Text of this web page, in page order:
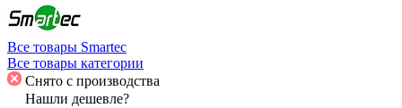
Все товары Smartec
Все товары категории
Снято с производства
Нашли дешевле?